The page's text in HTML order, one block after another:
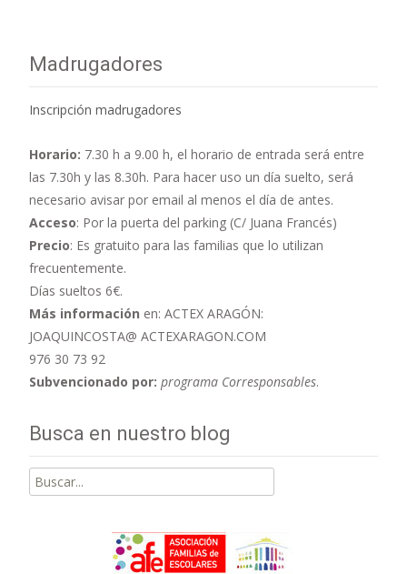
Madrugadores
Inscripción madrugadores
Horario: 7.30 h a 9.00 h, el horario de entrada será entre
las 7.30h y las 8.30h. Para hacer uso un día suelto, será
necesario avisar por email al menos el día de antes.
Acceso: Por la puerta del parking (C/ Juana Francés)
Precio: Es gratuito para las familias que lo utilizan
frecuentemente.
Días sueltos 6€.
Más información en: ACTEX ARAGÓN:
JOAQUINCOSTA@ ACTEXARAGON.COM
976 30 73 92
Subvencionado por: programa Corresponsables.
Busca en nuestro blog
Buscar
por: